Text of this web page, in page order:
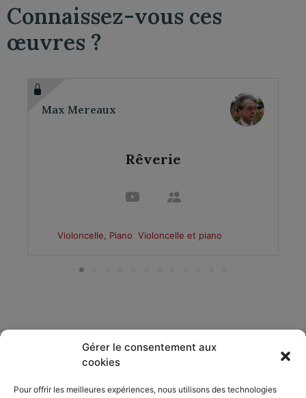
Gérer le consentement aux
cookies
Pour offrir les meilleures expériences, nous utilisons des technologies
Connaissez-vous ces
œuvres ?
Max Mereaux
Rêverie
Violoncelle, Piano Violoncelle et piano